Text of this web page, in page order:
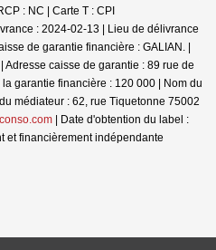
: NC | Carte T : CPI
: 2024-02-13 | Lieu de délivrance
de garantie financière : GALIAN. |
Adresse caisse de garantie : 89 rue de
garantie financière : 120 000 | Nom du
médiateur : 62, rue Tiquetonne 75002
| Date d'obtention du label :
et financièrement indépendante